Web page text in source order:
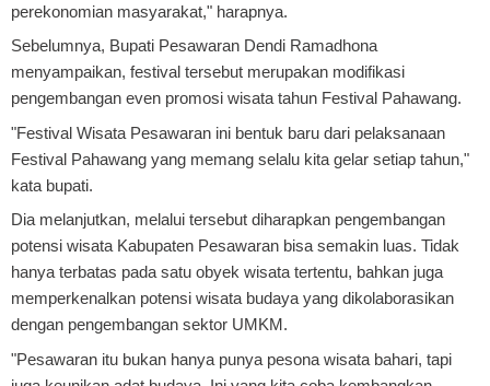
perekonomian masyarakat," harapnya.
Sebelumnya, Bupati Pesawaran Dendi Ramadhona
menyampaikan, festival tersebut merupakan modifikasi
pengembangan even promosi wisata tahun Festival Pahawang.
"Festival Wisata Pesawaran ini bentuk baru dari pelaksanaan
Festival Pahawang yang memang selalu kita gelar setiap tahun,"
kata bupati.
Dia melanjutkan, melalui tersebut diharapkan pengembangan
potensi wisata Kabupaten Pesawaran bisa semakin luas. Tidak
hanya terbatas pada satu obyek wisata tertentu, bahkan juga
memperkenalkan potensi wisata budaya yang dikolaborasikan
dengan pengembangan sektor UMKM.
"Pesawaran itu bukan hanya punya pesona wisata bahari, tapi